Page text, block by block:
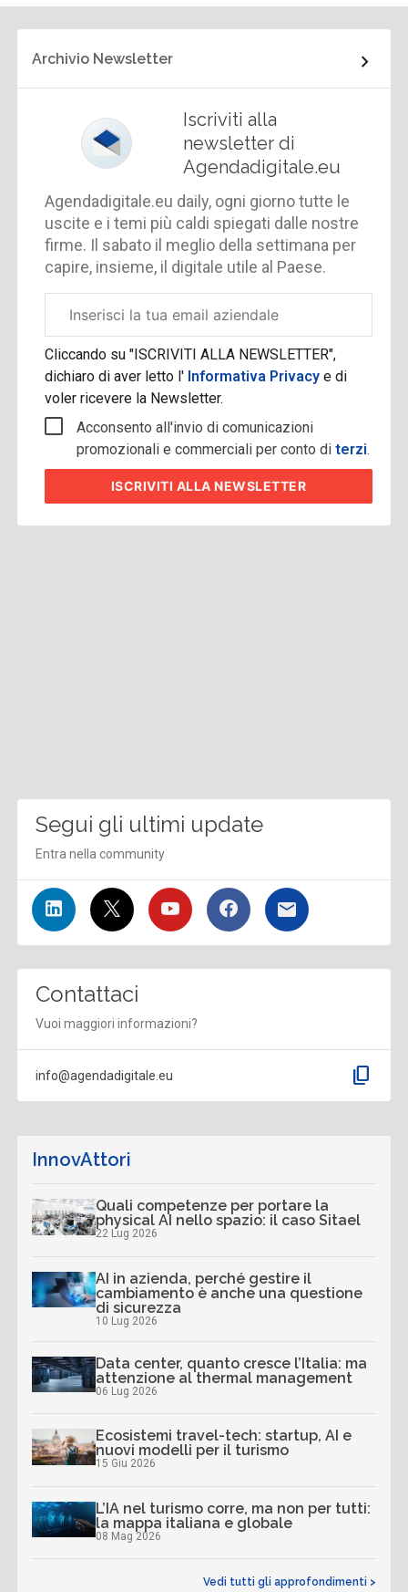
Archivio Newsletter
Iscriviti alla
newsletter di
Agendadigitale.eu
Agendadigitale.eu daily, ogni giorno tutte le
uscite e i temi più caldi spiegati dalle nostre
firme. Il sabato il meglio della settimana per
capire, insieme, il digitale utile al Paese.
aziendale
Cliccando su "ISCRIVITI ALLA NEWSLETTER",
dichiaro di aver letto l' Informativa Privacye di
voler ricevere la Newsletter.
Acconsento all'invio di comunicazioni
promozionali e commerciali per conto diterzi.
ISCRIVITI ALLA NEWSLETTER
Segui gli ultimi update
Entra nella community
Contattaci
Vuoi maggiori informazioni?
info@agendadigitale.eu content_copy
InnovAttori
Quali competenze per portare la
physical AI nello spazio: il caso Sitael
22 Lug 2026
AI in azienda, perché gestire il
cambiamento è anche una questione
di sicurezza
10 Lug 2026
Data center, quanto cresce l’Italia: ma
attenzione al thermal management
06 Lug 2026
Ecosistemi travel-tech: startup, AI e
nuovi modelli per il turismo
15 Giu 2026
L’IA nel turismo corre, ma non per tutti:
la mappa italiana e globale
08 Mag 2026
Vedi tutti gli approfondimenti >